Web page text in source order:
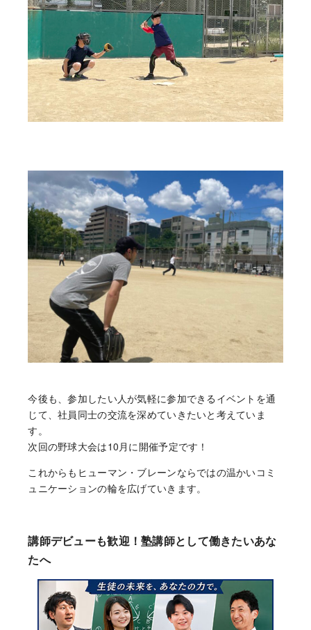
今後も、参加したい人が気軽に参加できるイベントを通
じて、社員同士の交流を深めていきたいと考えていま
す。
次回の野球大会は10月に開催予定です！
これからもヒューマン・ブレーンならではの温かいコミ
ュニケーションの輪を広げていきます。
講師デビューも歓迎！塾講師として働きたいあな
たへ